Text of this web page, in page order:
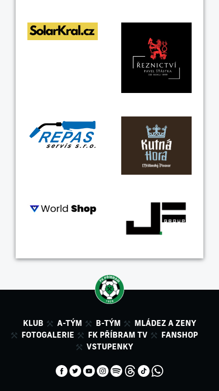
KLUB A-TÝM B-TÝM
MLÁDEZ A ZENY
FOTOGALERIE
FK PŘÍBRAM TV
FANSHOP
VSTUPENKY